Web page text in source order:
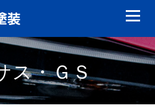
メニュ
ア ガラス交換
やまもりレンタカー
会員について
ス・ＧＳ